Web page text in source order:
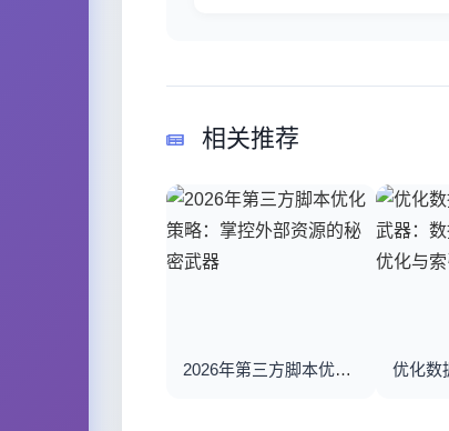
相关推荐
2026年第三方脚本优化策略：掌控外部资源的秘密武器